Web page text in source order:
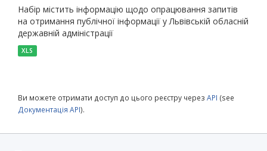
Набір містить інформацію щодо опрацювання запитів
на отримання публічної інформації у Львівській обласній
державній адміністрації
XLS
Ви можете отримати доступ до цього реєстру через API (see
Документація API).